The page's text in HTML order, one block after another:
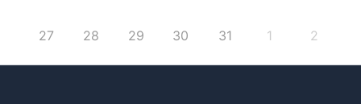
27 28 29 30 31 1 2